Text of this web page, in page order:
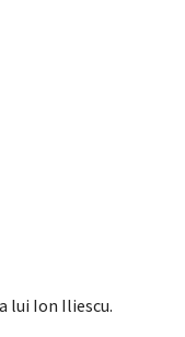
lui Ion Iliescu.